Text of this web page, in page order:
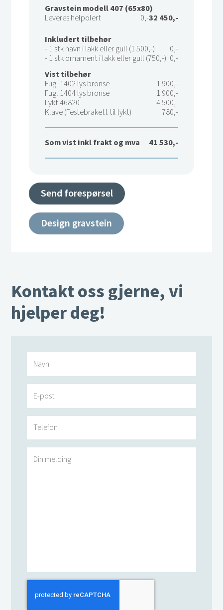
Gravstein modell 407 (65x80)
32 450,-
Leveres helpolert
0,-
Inkludert tilbehør
- 1 stk navn i lakk eller gull (1 500,-)
0,-
- 1 stk ornament i lakk eller gull (750,-) 0,-
Vist tilbehør
Fugl 1402 lys bronse
1 900,-
Fugl 1404 lys bronse
1 900,-
Lykt 46820
4 500,-
Klave (Festebrakett til lykt)
780,-
Som vist inkl frakt og mva 41 530,-
Send forespørsel
Design gravstein
Kontakt oss gjerne, vi
hjelper deg!